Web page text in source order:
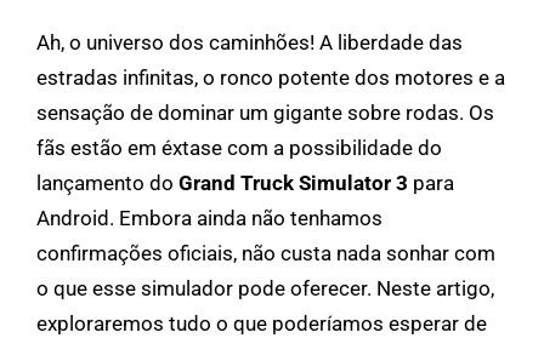
Ah, o universo dos caminhões! A liberdade das
estradas infinitas, o ronco potente dos motores e a
sensação de dominar um gigante sobre rodas. Os
fãs estão em éxtase com a possibilidade do
lançamento do Grand Truck Simulator 3 para
Android. Embora ainda não tenhamos
confirmações oficiais, não custa nada sonhar com
o que esse simulador pode oferecer. Neste artigo,
exploraremos tudo o que poderíamos esperar de